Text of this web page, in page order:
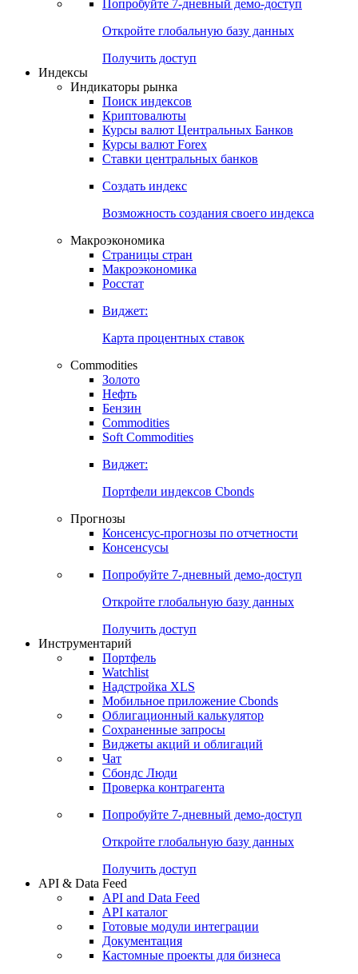
Попробуйте 7-дневный демо-доступ
Откройте глобальную базу данных
Получить доступ
Индексы
Индикаторы рынка
Поиск индексов
Криптовалюты
Курсы валют Центральных Банков
Курсы валют Forex
Ставки центральных банков
Создать индекс
Возможность создания своего индекса
Макроэкономика
Страницы стран
Макроэкономика
Росстат
Виджет:
Карта процентных ставок
Commodities
Золото
Нефть
Бензин
Commodities
Soft Commodities
Виджет:
Портфели индексов Cbonds
Прогнозы
Консенсус-прогнозы по отчетности
Консенсусы
Попробуйте 7-дневный демо-доступ
Откройте глобальную базу данных
Получить доступ
Инструментарий
Портфель
Watchlist
Надстройка XLS
Мобильное приложение Cbonds
Облигационный калькулятор
Сохраненные запросы
Виджеты акций и облигаций
Чат
Сбондс Люди
Проверка контрагента
Попробуйте 7-дневный демо-доступ
Откройте глобальную базу данных
Получить доступ
API & Data Feed
API and Data Feed
API каталог
Готовые модули интеграции
Документация
Кастомные проекты для бизнеса